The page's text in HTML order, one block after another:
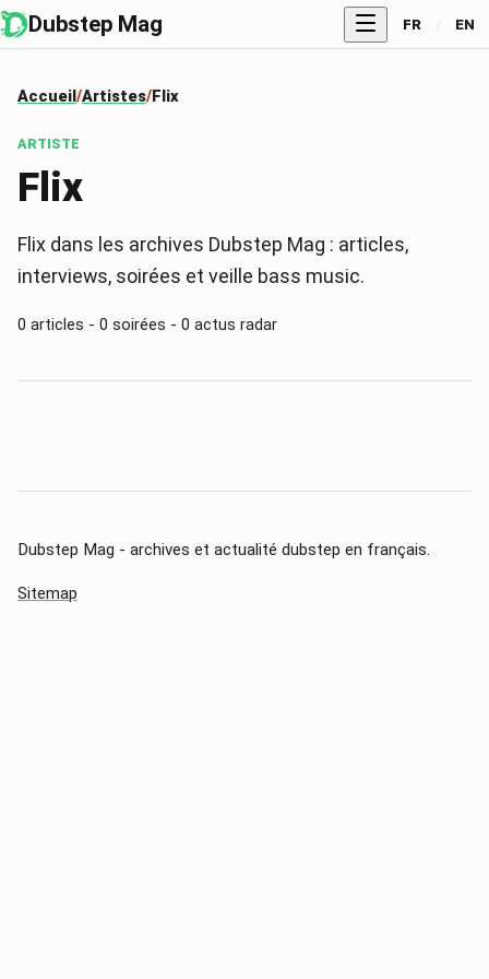
Dubstep Mag FR / EN
Accueil Artistes Flix
ARTISTE
Flix
Flix dans les archives Dubstep Mag : articles,
interviews, soirées et veille bass music.
0 articles - 0 soirées - 0 actus radar
Dubstep Mag - archives et actualité dubstep en français.
Sitemap